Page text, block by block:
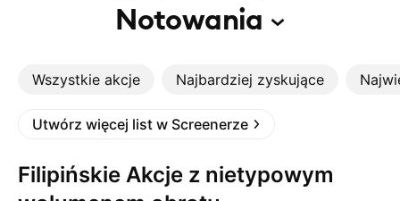
Notowania
Wszystkie akcje Najbardziej zyskujące
Utwórz więcej list w Screenerze
Filipińskie Akcje z nietypowym